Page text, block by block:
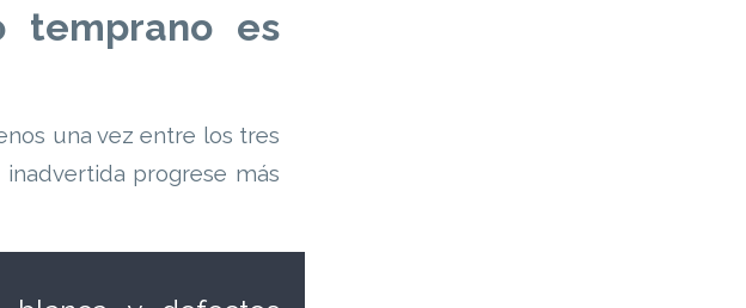
temprano es
una vez entre los tres
progrese más